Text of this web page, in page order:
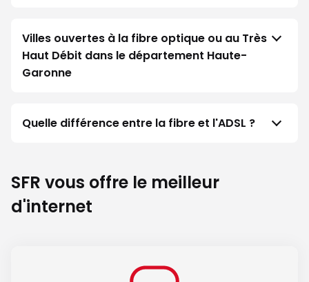
Villes ouvertes à la fibre optique ou au Très
Haut Débit dans le département Haute-
Garonne
Quelle différence entre la fibre et l'ADSL ?
SFR vous offre le meilleur
d'internet